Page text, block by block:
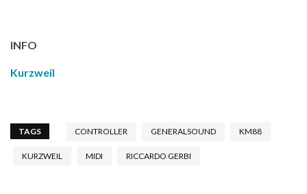
INFO
Kurzweil
TAGS CONTROLLER GENERALSOUND KM88
KURZWEIL MIDI RICCARDO GERBI